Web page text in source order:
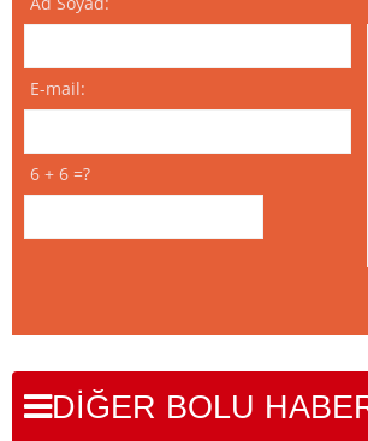
E-mail:
6 + 6 =?
DİĞER BOLU